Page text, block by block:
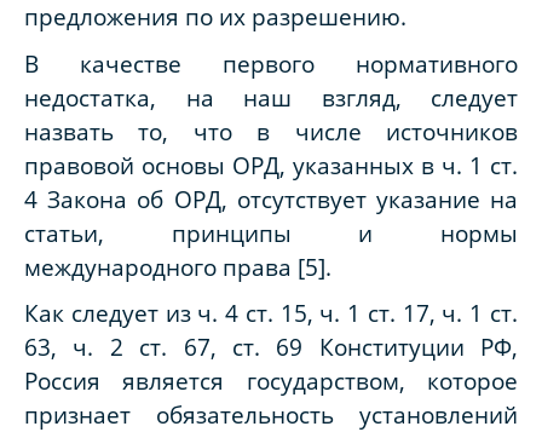
предложения по их разрешению.
В качестве первого нормативного
недостатка, на наш взгляд, следует
назвать то, что в числе источников
правовой основы ОРД, указанных в ч. 1 ст.
4 Закона об ОРД, отсутствует указание на
статьи, принципы и нормы
международного права [5].
Как следует из ч. 4 ст. 15, ч. 1 ст. 17, ч. 1 ст.
63, ч. 2 ст. 67, ст. 69 Конституции РФ,
Россия является государством, которое
признает обязательность установлений